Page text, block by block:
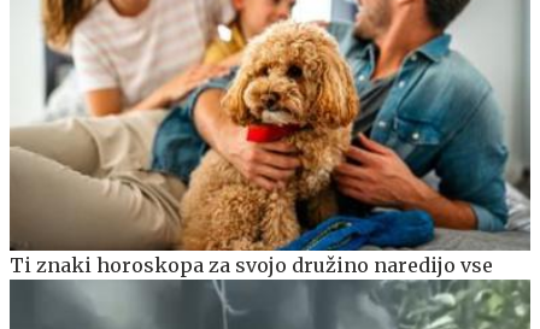
Ti znaki horoskopa za svojo družino naredijo vse